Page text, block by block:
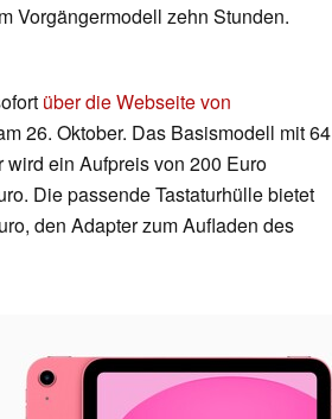
Vorgängermodell zehn Stunden.
über die Webseite von
26. Oktober. Das Basismodell mit 64
ein Aufpreis von 200 Euro
Die passende Tastaturhülle bietet
den Adapter zum Aufladen des